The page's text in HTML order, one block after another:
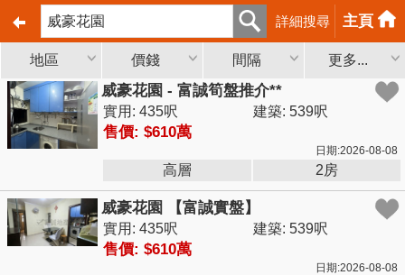
詳細搜尋 主頁
地區 價錢 間隔 更多...
威豪花園 - 富誠筍盤推介**
實用: 435呎 建築: 539呎
售價: $610萬
日期:2026-08-08
高層 2房
威豪花園 【富誠實盤】
實用: 435呎 建築: 539呎
售價: $610萬
日期:2026-08-08